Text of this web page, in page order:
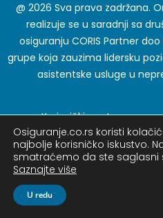
@ 2026 Sva prava zadržana.
realizuje se u saradnji sa
osiguranju CORIS Partner doo
grupe koja zauzima lidersku
asistentske usluge u
Korisnički centar
Blog
Pitanja o osiguranju
Osiguranje.co.rs koristi
najbolje korisničko iskustvo.
smatraćemo da ste saglasni
Saznajte više
U redu